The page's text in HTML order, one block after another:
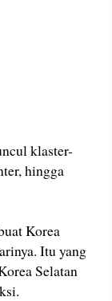
klaster-
hingga
Korea
Itu yang
Selatan